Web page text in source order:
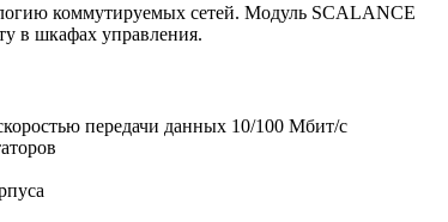
коммутируемых сетей. Модуль SCALANCE
в шкафах управления.
передачи данных 10/100 Мбит/с